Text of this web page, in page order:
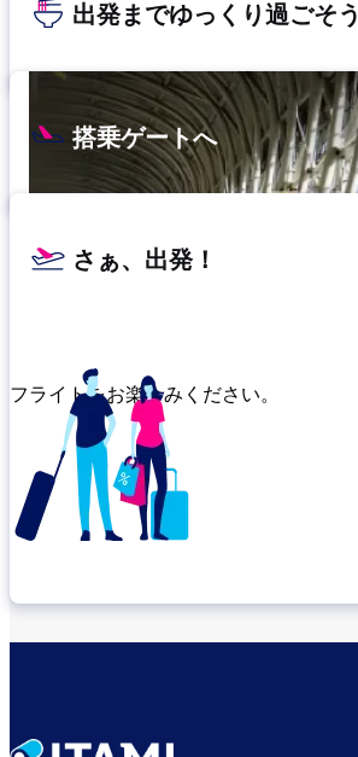
出発までゆっくり過ごそう
搭乗ゲートへ
さぁ、出発！
フライトをお楽しみください。